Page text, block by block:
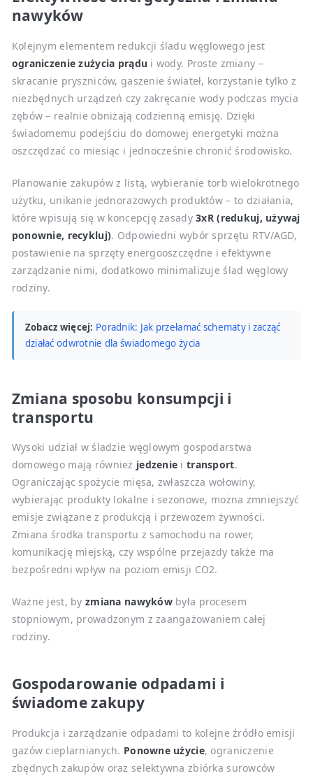
nawyków
Kolejnym elementem redukcji śladu węglowego jest
ograniczenie zużycia prądu i wody. Proste zmiany –
skracanie pryszniców, gaszenie świateł, korzystanie tylko z
niezbędnych urządzeń czy zakręcanie wody podczas mycia
zębów – realnie obniżają codzienną emisję. Dzięki
świadomemu podejściu do domowej energetyki można
oszczędzać co miesiąc i jednocześnie chronić środowisko.
Planowanie zakupów z listą, wybieranie torb wielokrotnego
użytku, unikanie jednorazowych produktów – to działania,
które wpisują się w koncepcję zasady3xR (redukuj, używaj
ponownie, recykluj). Odpowiedni wybór sprzętu RTV/AGD,
postawienie na sprzęty energooszczędne i efektywne
zarządzanie nimi, dodatkowo minimalizuje ślad węglowy
rodziny.
Zobacz więcej: Poradnik: Jak przełamać schematy i zacząć
działać odwrotnie dla świadomego życia
Zmiana sposobu konsumpcji i
transportu
Wysoki udział w śladzie węglowym gospodarstwa
domowego mają również jedzenie itransport.
Ograniczając spożycie mięsa, zwłaszcza wołowiny,
wybierając produkty lokalne i sezonowe, można zmniejszyć
emisje związane z produkcją i przewozem żywności.
Zmiana środka transportu z samochodu na rower,
komunikację miejską, czy wspólne przejazdy także ma
bezpośredni wpływ na poziom emisji CO2.
Ważne jest, by zmiana nawykówbyła procesem
stopniowym, prowadzonym z zaangażowaniem całej
rodziny.
Gospodarowanie odpadami i
świadome zakupy
Produkcja i zarządzanie odpadami to kolejne źródło emisji
gazów cieplarnianych. Ponowne użycie, ograniczenie
zbędnych zakupów oraz selektywna zbiórka surowców